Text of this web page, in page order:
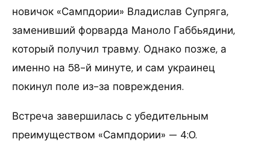
новичок «Сампдории» Владислав Супряга,
заменивший форварда Маноло Габбьядини,
который получил травму. Однако позже, а
именно на 58-й минуте, и сам украинец
покинул поле из-за повреждения.
Встреча завершилась с убедительным
преимуществом «Сампдории» — 4:0.